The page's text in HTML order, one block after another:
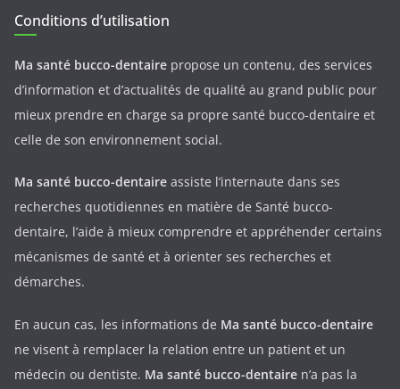
Conditions d’utilisation
Ma santé bucco-dentaire propose un contenu, des services
d’information et d’actualités de qualité au grand public pour
mieux prendre en charge sa propre santé bucco-dentaire et
celle de son environnement social.
Ma santé bucco-dentaire assiste l’internaute dans ses
recherches quotidiennes en matière de Santé bucco-
dentaire, l’aide à mieux comprendre et appréhender certains
mécanismes de santé et à orienter ses recherches et
démarches.
En aucun cas, les informations de Ma santé bucco-dentaire
ne visent à remplacer la relation entre un patient et un
médecin ou dentiste. Ma santé bucco-dentaire n’a pas la